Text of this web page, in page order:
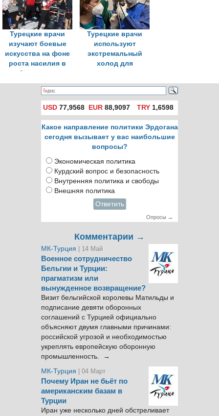
фоне рекордного
числа записей к
врачам
систему
здравоохранения
Турецкие врачи
изучают боевые
искусства на фоне
роста насилия в
больницах
Турецкие врачи
используют
экстремальный
холод для
диагностики
заболеваний
легких
USD 77,9568 EUR 88,9097 TRY1,6598
Какое направление политики Эрдогана
сегодня вызывает у вас наибольшие
вопросы?
Экономическая политика
Курдский вопрос и безопасность
Внутренняя политика и свободы
Внешняя политика
Ответить
Опросы →
Комментарии →
МК-Турция | 14 Май
Военное сотрудничество
Бельгии и Турции:
прагматизм или
вынужденное возвращение?
Визит бельгийской королевы Матильды и
подписание девяти оборонных
соглашений с Турцией официально
объясняют двумя главными причинами:
российской угрозой и необходимостью
укреплять европейскую оборонную
промышленность. →
МК-Турция
| 04 Март
Почему Иран не бьёт по
американским базам в
Турции
Иран уже несколько дней обстреливает